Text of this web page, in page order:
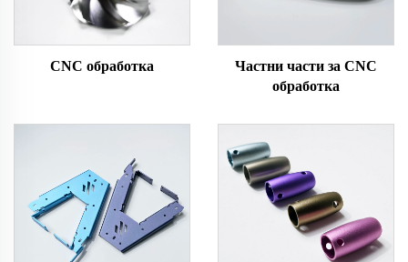
CNC обработка
Частни части за CNC
обработка